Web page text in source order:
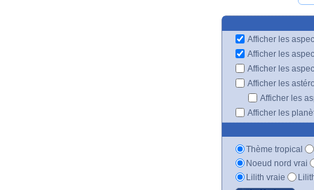
Afficher les
Afficher les
Afficher les
Afficher les
Afficher les
Afficher les
Thème tropical
Noeud nord vrai
Lilith vraie